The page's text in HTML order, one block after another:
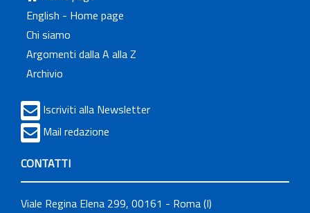
English - Home page
Chi siamo
Argomenti dalla A alla Z
Archivio
Iscriviti alla Newsletter
Mail redazione
CONTATTI
Viale Regina Elena 299, 00161 - Roma (I)